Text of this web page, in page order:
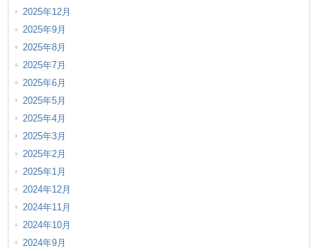
2025年12月
2025年9月
2025年8月
2025年7月
2025年6月
2025年5月
2025年4月
2025年3月
2025年2月
2025年1月
2024年12月
2024年11月
2024年10月
2024年9月